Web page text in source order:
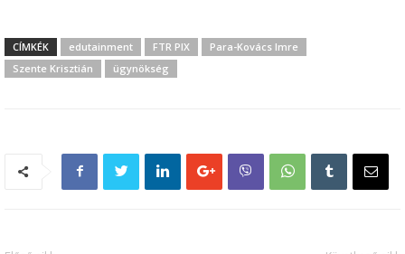
CÍMKÉK edutainment FTR PIX
Para-Kovács Imre
Szente Krisztián
ügynökség